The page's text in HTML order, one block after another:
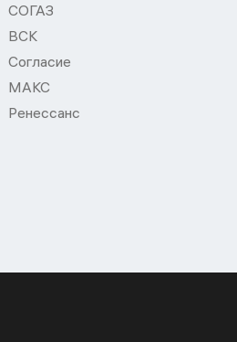
СОГАЗ
ВСК
Согласие
МАКС
Ренессанс